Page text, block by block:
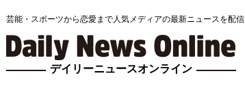
芸能・スポーツから恋愛まで人気メディアの最新ニュースを配信
デイリーニュースオンライン